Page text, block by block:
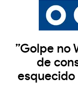
”Golpe no
de
esquecido